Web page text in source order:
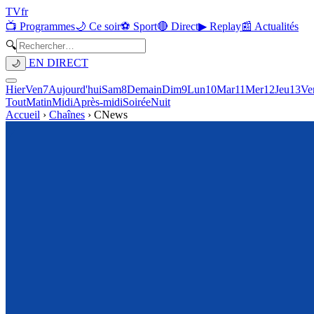
TVfr
📺 Programmes🌙 Ce soir⚽ Sport🔴 Direct▶ Replay📰 Actualités
🔍
🌙 EN DIRECT
HierVen7Aujourd'huiSam8DemainDim9Lun10Mar11Mer12Jeu13
ToutMatinMidiAprès-midiSoiréeNuit
Accueil › Chaînes › CNews